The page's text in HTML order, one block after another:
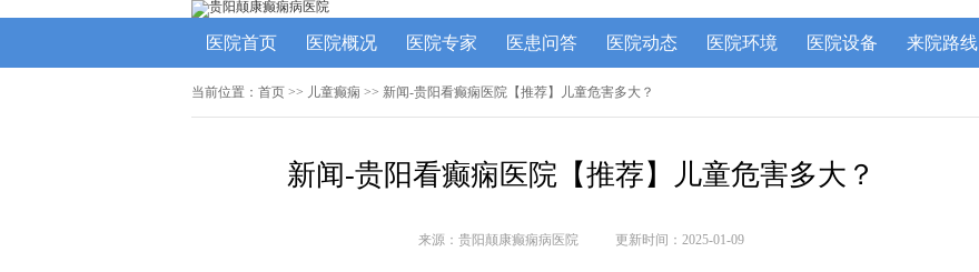
医院首页 医院概况 医院专家 医患问答 医院动态 医院环境 医院设备 来院路线
当前位置： 首页 >> 儿童癫痫 >> 新闻-贵阳看癫痫医院【推荐】儿童危害多大？
新闻-贵阳看癫痫医院【推荐】儿童危害多大？
来源：贵阳颠康癫痫病医院 更新时间：2025-01-09